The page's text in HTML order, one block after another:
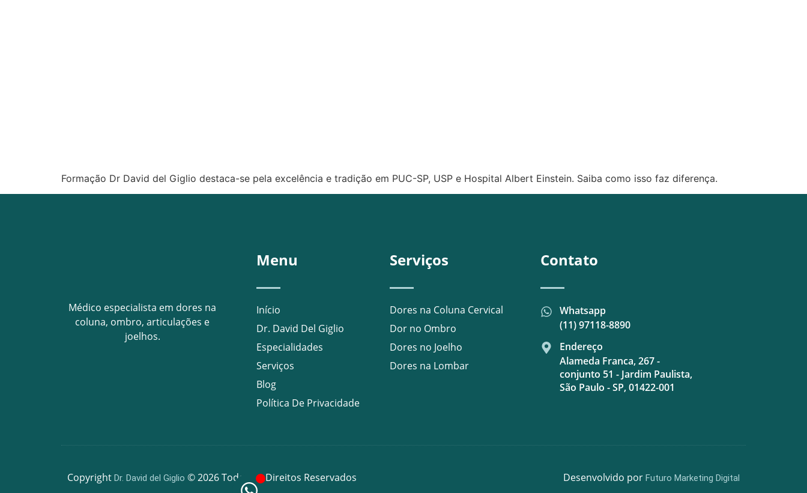
Formação Dr David del Giglio destaca-se pela excelência e tradição em PUC-SP, USP e Hospital Albert Einstein. Saiba como isso faz diferença.
Médico especialista em dores na
coluna, ombro, articulações e
joelhos.
Menu
Início
Dr. David Del Giglio
Especialidades
Serviços
Blog
Política De Privacidade
Serviços
Dores na Coluna Cervical
Dor no Ombro
Dores no Joelho
Dores na Lombar
Contato
Whatsapp
(11) 97118-8890
Endereço
Alameda Franca, 267 -
conjunto 51 - Jardim Paulista,
São Paulo - SP, 01422-001
Copyright Dr. David del Giglio © 2026 Todos os Direitos Reservados Desenvolvido por Futuro Marketing Digital